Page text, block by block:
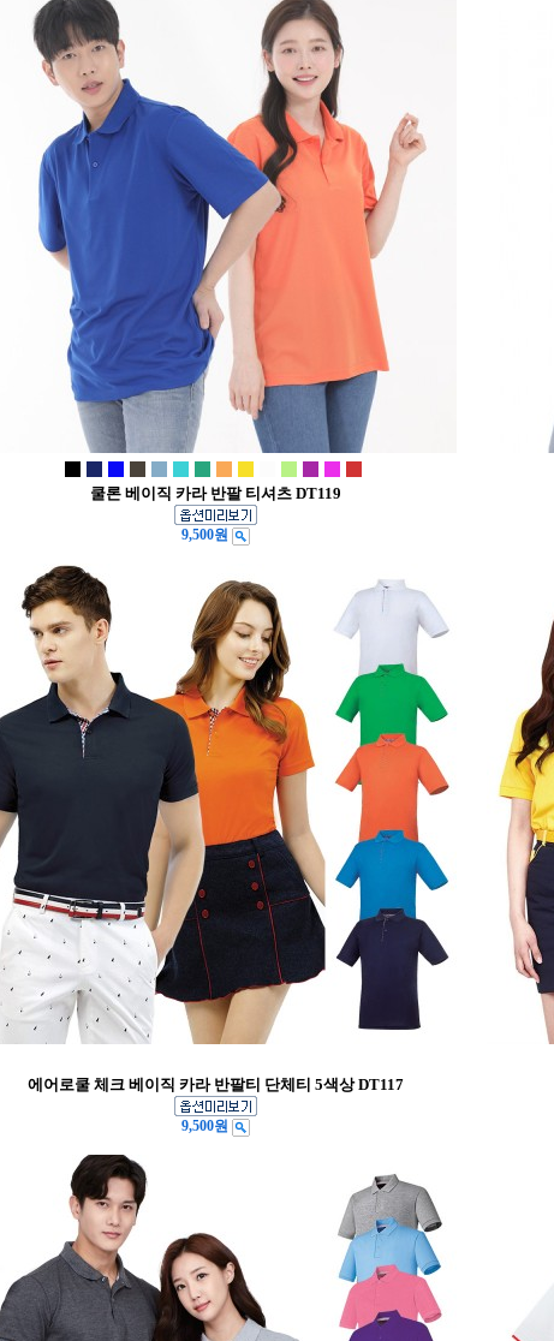
쿨론 베이직 카라 반팔 티셔츠 DT119
9,500원
에어로쿨 체크 베이직 카라 반팔티 단체티 5색상 DT117
9,500원